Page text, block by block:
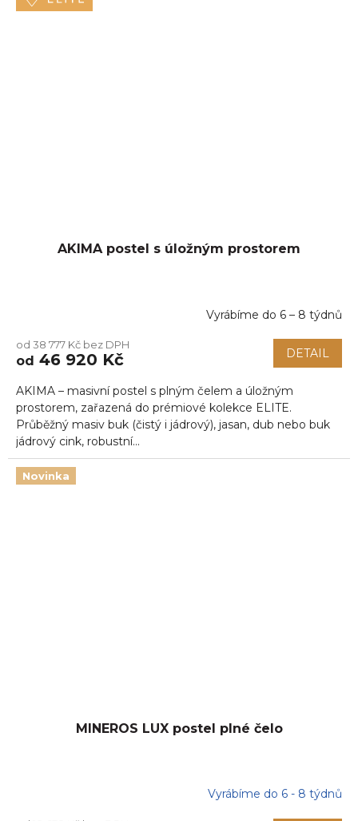
AKIMA postel s úložným prostorem
Vyrábíme do 6 – 8 týdnů
od 38 777 Kč bez DPH
od 46 920 Kč DETAIL
AKIMA – masivní postel s plným čelem a úložným
prostorem, zařazená do prémiové kolekce ELITE.
Průběžný masiv buk (čistý i jádrový), jasan, dub nebo buk
jádrový cink, robustní...
Novinka
MINEROS LUX postel plné čelo
Vyrábíme do 6 - 8 týdnů